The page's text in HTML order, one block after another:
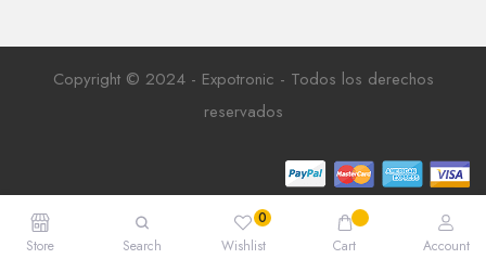
Copyright © 2024 - Expotronic - Todos los derechos
reservados
Store Search Wishlist Cart Account